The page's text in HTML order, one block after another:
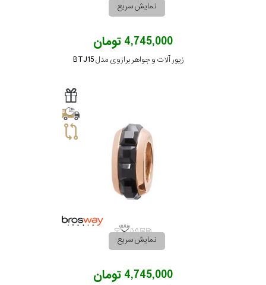
نمایش سریع
4,745,000 تومان
زیور آلات و جواهر برازوی مدل BTJ15
نمایش سریع
4,745,000 تومان